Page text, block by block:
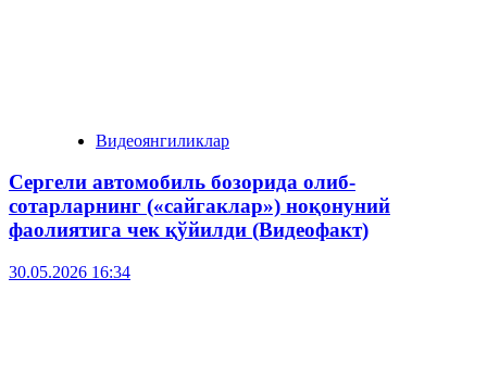
Видеоянгиликлар
Сергели автомобиль бозорида олиб-
сотарларнинг («сайгаклар») ноқонуний
фаолиятига чек қўйилди (Видеофакт)
30.05.2026 16:34